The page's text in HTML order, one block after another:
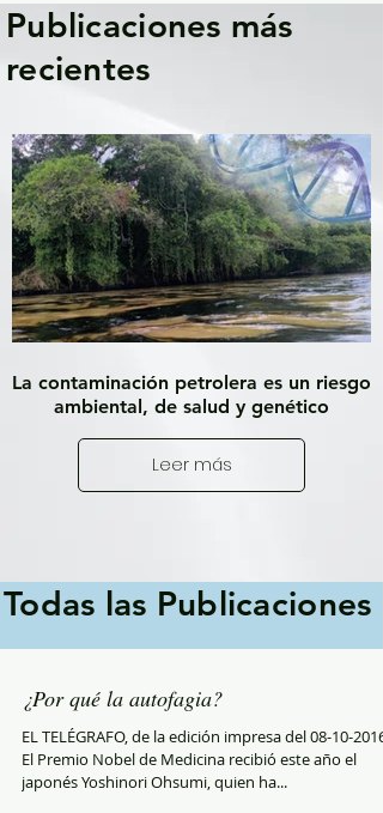
Publicaciones más
recientes
La contaminación petrolera es un riesgo
ambiental, de salud y genético
Leer más
Todas las Publicaciones
¿Por qué la autofagia?
EL TELÉGRAFO, de la edición impresa del 08-10-2016.
El Premio Nobel de Medicina recibió este año el
japonés Yoshinori Ohsumi, quien ha...